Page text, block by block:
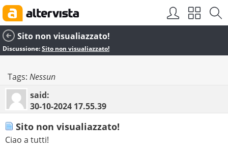
Sito non visualiazzato!
Discussione:Sito non visualiazzato!
Tags: Nessun
said:
30-10-2024 17.55.39
Sito non visualiazzato!
Ciao a tutti!